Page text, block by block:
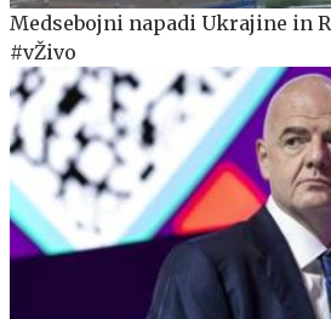
Medsebojni napadi Ukrajine in
#vŽivo